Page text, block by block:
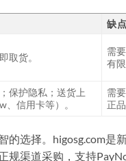
缺点
取货。
需
有
保护隐私；送货上
信用卡等）。
需
正
选择。higosg.com是
渠道采购，支持